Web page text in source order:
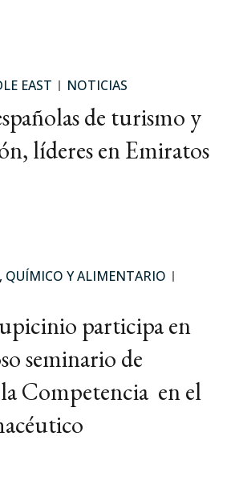
EAST NOTICIAS
de turismo y
líderes en Emiratos
QUÍMICO Y ALIMENTARIO
participa en
seminario de
Competencia en el